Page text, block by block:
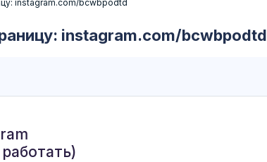
instagram.com/bcwbpodtd
instagram.com/bcwbpodtd